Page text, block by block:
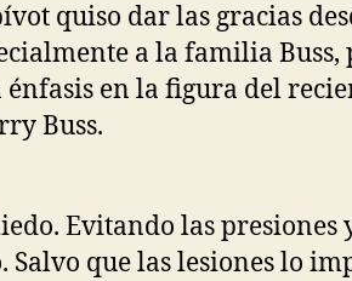
quiso dar las gracias
a la familia
énfasis en la figura del
Buss.
Evitando las presiones
Salvo que las lesiones lo